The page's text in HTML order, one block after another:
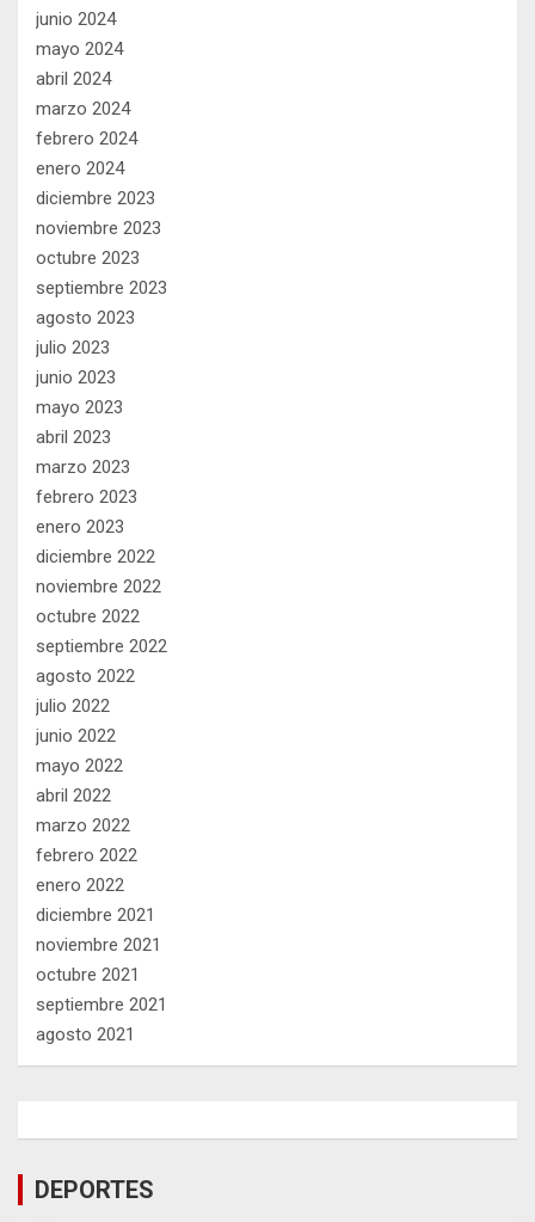
junio 2024
mayo 2024
abril 2024
marzo 2024
febrero 2024
enero 2024
diciembre 2023
noviembre 2023
octubre 2023
septiembre 2023
agosto 2023
julio 2023
junio 2023
mayo 2023
abril 2023
marzo 2023
febrero 2023
enero 2023
diciembre 2022
noviembre 2022
octubre 2022
septiembre 2022
agosto 2022
julio 2022
junio 2022
mayo 2022
abril 2022
marzo 2022
febrero 2022
enero 2022
diciembre 2021
noviembre 2021
octubre 2021
septiembre 2021
agosto 2021
DEPORTES